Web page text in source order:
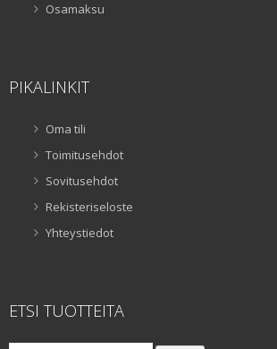
Osamaksu
PIKALINKIT
Oma tili
Toimitusehdot
Sovitusehdot
Rekisteriseloste
Yhteystiedot
ETSI TUOTTEITA